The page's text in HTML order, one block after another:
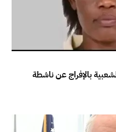
بالإفراج عن ناشطة